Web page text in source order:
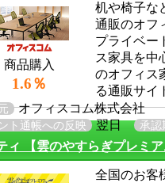
商品購入
1.6％
机や椅子な
通販のオフ
プライベー
ス家具を中
のオフィス
る通販サイ
オフィスコム株式会社
ト通帳への反映 翌日 承認
ィ 【雲のやすらぎプレミア
全国のお客